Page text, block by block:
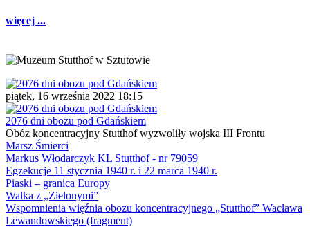
więcej ...
piątek, 16 września 2022 18:15
2076 dni obozu pod Gdańskiem
Obóz koncentracyjny Stutthof wyzwoliły wojska III Frontu
Marsz Śmierci
Markus Włodarczyk KL Stutthof - nr 79059
Egzekucje 11 stycznia 1940 r. i 22 marca 1940 r.
Piaski – granica Europy
Walka z „Zielonymi”
Wspomnienia więźnia obozu koncentracyjnego „Stutthof” Wacława
Lewandowskiego (fragment)